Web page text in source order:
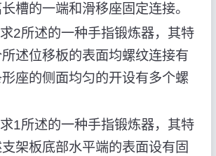
槽的一端和滑移座固定连接。
2所述的一种手指锻炼器，其特
述位移板的表面均螺纹连接有
座的侧面均匀的开设有多个螺
1所述的一种手指锻炼器，其特
架板底部水平端的表面设有固